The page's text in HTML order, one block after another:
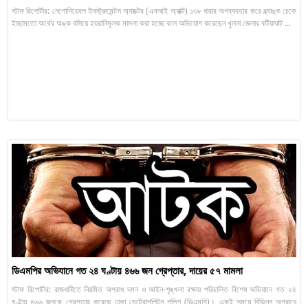
স্টাফ রিপোর্টার: নেগোশিয়েবল ইনস্ট্রুমেন্টস অ্যাক্টের (এনআই অ্যাক্ট) ১৩৮ ধারার অপব্যবহার করে ব্ল্যাঙ্ক চেকে
ইচ্ছামতো অর্থের অঙ্ক বসিয়ে হয়রানিমূলক মামলা করা হচ্ছে বলে অভিযোগ করেছেন খুলনা জেলার বটিয়াঘাট ...
ডিএমপির অভিযানে গত ২৪ ঘণ্টায় ৪৬৬ জন গ্রেপ্তার, দায়ের ৫৭ মামলা
স্টাফ রিপোর্টার: রাজধানীতে নিয়মিত অপরাধ দমন ও আইন-শৃঙ্খলা রক্ষায় পরিচালিত বিশেষ অভিযানে গত ২৪
ঘণ্টায় ৪৬৬ জনকে গ্রেপ্তার করেছে ঢাকা মেট্রোপলিটন পুলিশ (ডিএমপি)। একই সময়ে বিভিন্ন অপরাধে